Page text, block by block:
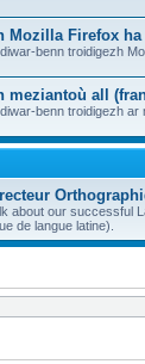
Mozilla Firefox
benn troidigezh
meziantoù all
benn troidigezh ar
about our successful
de langue latine).